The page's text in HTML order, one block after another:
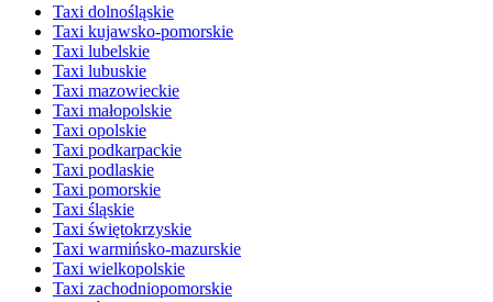
Taxi dolnośląskie
Taxi kujawsko-pomorskie
Taxi lubelskie
Taxi lubuskie
Taxi mazowieckie
Taxi małopolskie
Taxi opolskie
Taxi podkarpackie
Taxi podlaskie
Taxi pomorskie
Taxi śląskie
Taxi świętokrzyskie
Taxi warmińsko-mazurskie
Taxi wielkopolskie
Taxi zachodniopomorskie